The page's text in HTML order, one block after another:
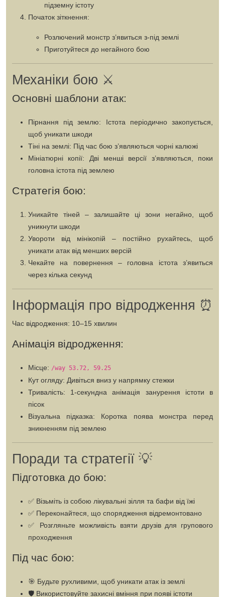
підземну істоту
Початок зіткнення:
Розлючений монстр з’явиться з-під землі
Приготуйтеся до негайного бою
Механіки бою ⚔️
Основні шаблони атак:
Пірнання під землю: Істота періодично закопується,
щоб уникати шкоди
Тіні на землі: Під час бою з’являються чорні калюжі
Мініатюрні копії: Дві менші версії з’являються, поки
головна істота під землею
Стратегія бою:
Уникайте тіней – залишайте ці зони негайно, щоб
уникнути шкоди
Увороти від мінікопій – постійно рухайтесь, щоб
уникати атак від менших версій
Чекайте на повернення – головна істота з’явиться
через кілька секунд
Інформація про відродження ⏰
Час відродження: 10–15 хвилин
Анімація відродження:
Місце: /way 53.72, 59.25
Кут огляду: Дивіться вниз у напрямку стежки
Тривалість: 1-секундна анімація занурення істоти в
пісок
Візуальна підказка: Коротка поява монстра перед
зникненням під землею
Поради та стратегії 💡
Підготовка до бою:
✅ Візьміть із собою лікувальні зілля та бафи від їжі
✅ Переконайтеся, що спорядження відремонтовано
✅ Розгляньте можливість взяти друзівдля групового
проходження
Під час бою:
🎯 Будьте рухливими , щоб уникати атак із землі
🛡️ Використовуйте захисні вміння при появі істоти